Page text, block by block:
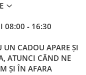
08:00 - 16:30
UN CADOU APARE ȘI
ATUNCI CÂND NE
ȘI ÎN AFARA